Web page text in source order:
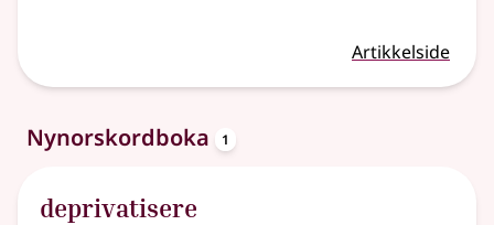
Artikkelside
Nynorskordboka 1
deprivatisere